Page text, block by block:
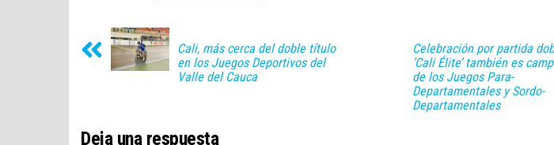
Cali, más cerca del doble título
en los Juegos Deportivos del
Valle del Cauca
Celebración por partida
‘Cali Élite’ también es
de los Juegos Para-
Departamentales y Sordo-
Departamentales
Deja una respuesta